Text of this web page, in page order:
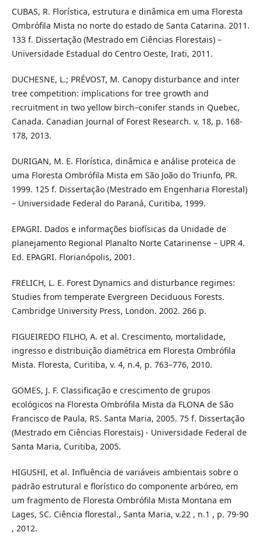
CUBAS, R. Florística, estrutura e dinâmica em uma Floresta
Ombrófila Mista no norte do estado de Santa Catarina. 2011.
133 f. Dissertação (Mestrado em Ciências Florestais) –
Universidade Estadual do Centro Oeste, Irati, 2011.
DUCHESNE, L.; PRÉVOST, M. Canopy disturbance and inter
tree competition: implications for tree growth and
recruitment in two yellow birch–conifer stands in Quebec,
Canada. Canadian Journal of Forest Research. v. 18, p. 168-
178, 2013.
DURIGAN, M. E. Florística, dinâmica e análise proteica de
uma Floresta Ombrófila Mista em São João do Triunfo, PR.
1999. 125 f. Dissertação (Mestrado em Engenharia Florestal)
– Universidade Federal do Paraná, Curitiba, 1999.
EPAGRI. Dados e informações biofísicas da Unidade de
planejamento Regional Planalto Norte Catarinense – UPR 4.
Ed. EPAGRI. Florianópolis, 2001.
FRELICH, L. E. Forest Dynamics and disturbance regimes:
Studies from temperate Evergreen Deciduous Forests.
Cambridge University Press, London. 2002. 266 p.
FIGUEIREDO FILHO, A. et al. Crescimento, mortalidade,
ingresso e distribuição diamétrica em Floresta Ombrófila
Mista. Floresta, Curitiba, v. 4, n.4, p. 763–776, 2010.
GOMES, J. F. Classificação e crescimento de grupos
ecológicos na Floresta Ombrófila Mista da FLONA de São
Francisco de Paula, RS. Santa Maria, 2005. 75 f. Dissertação
(Mestrado em Ciências Florestais) - Universidade Federal de
Santa Maria, Curitiba, 2005.
HIGUSHI, et al. Influência de variáveis ambientais sobre o
padrão estrutural e florístico do componente arbóreo, em
um fragmento de Floresta Ombrófila Mista Montana em
Lages, SC. Ciência florestal., Santa Maria, v.22 , n.1 , p. 79-90
, 2012.